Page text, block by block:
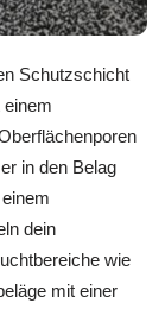
Schutzschicht
einem
in den Belag
dein
wie
mit einer